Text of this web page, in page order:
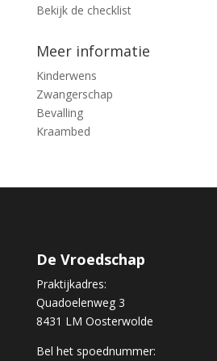
Bekijk de checklist
Meer informatie
Kinderwens
Zwangerschap
Bevalling
Kraambed
De Vroedschap
Praktijkadres:
Quadoelenweg 3
8431 LM Oosterwolde
Bel het spoednummer: